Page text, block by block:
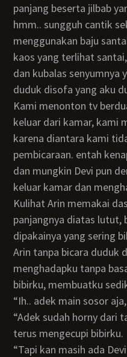
panjang beserta jilbab
hmm.. sungguh cantik
menggunakan baju
kaos yang terlihat
dan kubalas senyumnya
duduk disofa yang aku
Kami menonton tv berdua saja karena Arin belum
keluar dari kamar, kami
karena diantara kami
pembicaraan. entah
dan mungkin Devi pun
keluar kamar dan
Kulihat Arin memakai daster tanpa lengan dan
panjangnya diatas lutut,
dipakainya yang sering
Arin tanpa bicara duduk dipangkuanku dan
menghadapku tanpa
bibirku, membuatku
“ih.. adek main sosor
“adek sudah horny dari tadi kak” jawab Arin yang
terus mengecupi bibirku.
“tapi kan masih ada Devi dek?” ucapku karena